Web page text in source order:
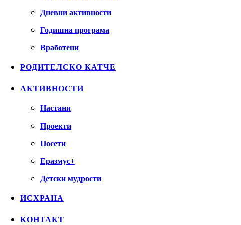
Дневни активности
Годишна програма
Вработени
РОДИТЕЛСКО КАТЧЕ
АКТИВНОСТИ
Настани
Проекти
Посети
Еразмус+
Детски мудрости
ИСХРАНА
КОНТАКТ